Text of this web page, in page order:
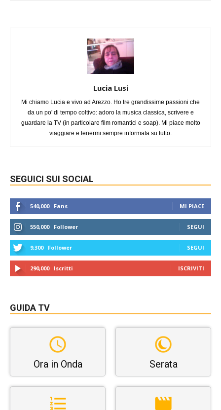
Lucia Lusi
Mi chiamo Lucia e vivo ad Arezzo. Ho tre grandissime passioni che
da un po' di tempo coltivo: adoro la musica classica, scrivere e
guardare la TV (in particolare film romantici e soap). Mi piace molto
viaggiare e tenermi sempre informata su tutto.
SEGUICI SUI SOCIAL
540,000 Fans MI PIACE
550,000 Follower SEGUI
9,300 Follower SEGUI
290,000 Iscritti ISCRIVITI
GUIDA TV
Ora in Onda Serata